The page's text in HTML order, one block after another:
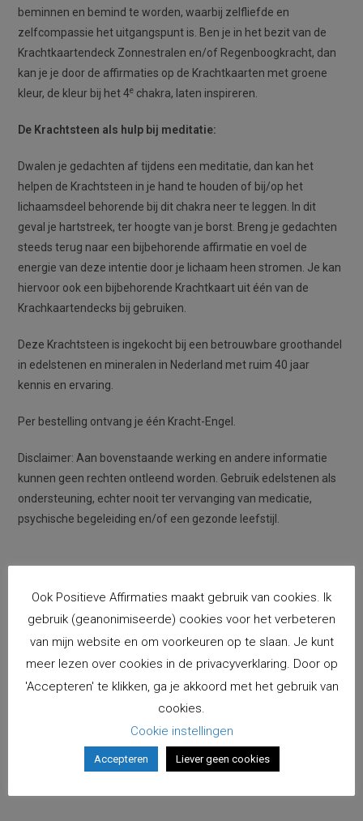
beminnen en bemind te worden, waarbij zelfliefde en
zelfcompassie het uitgangspunt is. Ben je in het bezit van de
Krachtkaartendeck Zonnestralen en/of Regenboogkracht, dan
kan je je door de affirmaties op de Krachtkaarten met groene
kleur, de kleur bij het 4e chakra, laten inspireren.
De Krachtsteen als hulp bij meditatie:
Dwalen je gedachten af tijdens een meditatie, dan kan het
helpen de Krachtsteen in je hand te houden of bij/op het
lichaamsdeel behorende bij dit chakra neer te leggen. In dit
geval je hartstreek, ter hoogte van je borst. Breng je gedachten
steeds terug naar een bijbehorende affirmatie en voel de
energie van deze intentie door je lichaam heen stromen. Je kan
hiervoor ook een bijbehorende Krachtkaart uit één van de
Krachkaartendecks bij gebruiken.
Deze Krachtsteen is ingekocht bij een betrouwbare groothandel
in edelstenen en mineralen in Nederland met ruim 40 jaar
kennis en ervaring.
Per bestelling ontvang je één Kracht-Engel.
Disclaimer: Aan bovenstaande werking en andere informatie
kunnen geen rechten ontleend worden. Gebruik edelstenen als
ondersteuning, echter nooit ter vervanging van medicatie,
psychische begeleiding en/of een gezonde leefstijl.
Ook Positieve Affirmaties maakt gebruik van cookies. Ik
gebruik (geanonimiseerde) cookies voor het verbeteren
van mijn website en om voorkeuren op te slaan. Je kunt
meer lezen over cookies in de privacyverklaring. Door op
'Accepteren' te klikken, ga je akkoord met het gebruik van
cookies.
Cookie instellingen
Accepteren Liever geen cookies